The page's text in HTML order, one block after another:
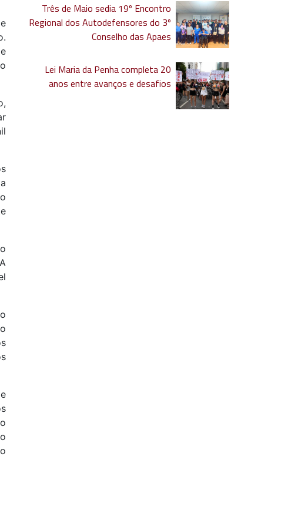
Três de Maio sedia 19º Encontro
Regional dos Autodefensores do 3º
Conselho das Apaes
Lei Maria da Penha completa 20
anos entre avanços e desafios